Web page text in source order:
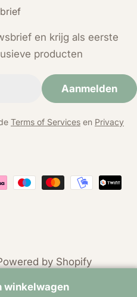
en krijg als eerste
producten
Aanmelden
Terms of Services en Privacy
by Shopify
winkelwagen